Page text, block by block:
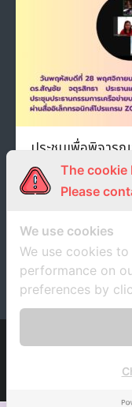
ประชุมเพื่อพิจาร
เครือข่ายสถาบัน
เพื่อถ่ายทอดเทคโ
พ.ศ. 2568 และแน
รัฐร่วมเอกชนในเ
The cookie
Please
We use cookies
We use cookies
performance on
preferences by